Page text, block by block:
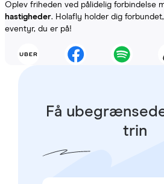
Oplev friheden ved pålidelig forbindelse
hastigheder. Holafly holder dig
eventyr, du er på!
Få
trin